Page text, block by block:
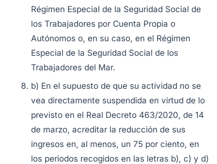
Régimen Especial de la Seguridad Social de
los Trabajadores por Cuenta Propia o
Autónomos o, en su caso, en el Régimen
Especial de la Seguridad Social de los
Trabajadores del Mar.
b) En el supuesto de que su actividad no se
vea directamente suspendida en virtud de lo
previsto en el Real Decreto 463/2020, de 14
de marzo, acreditar la reducción de sus
ingresos en, al menos, un 75 por ciento, en
los periodos recogidos en las letras b), c) y d)